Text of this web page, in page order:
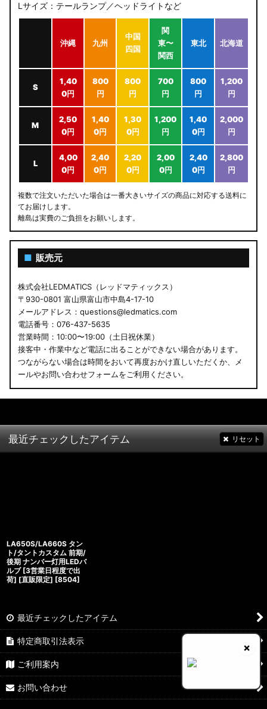
Lサイズ：テールランプ／ヘッドライトなど
沖縄 九州
中国
四国
関
東〜
関西
東北 北海道
S
1,40
0円
800
円
800
円
700
円
800
円
1,200
円
M
2,50
0円
1,40
0円
1,30
0円
1,200
円
1,40
0円
2,000
円
L
4,00
0円
2,40
0円
2,20
0円
2,00
0円
2,40
0円
2,800
円
複数で注文いただいた場合は一番大きいサイズの商品に対応する送料に
てお届けします。
離島は実費のご負担をお願いします。
■ 販売元
株式会社LEDMATICS（レッドマティックス）
〒930-0801 富山県富山市中島4-17-10
メールアドレス：questions@ledmatics.com
電話番号：076-437-5635
営業時間：10:00〜19:00（土日祝休業）
接客中・作業中など電話に出ることができない場合があります。
つながらない場合は時間をおいて再度おかけ直しいただくか、メ
ールやお問い合わせフォームをご利用ください。
×
最近チェックしたアイテム リセット
LA650S/LA660S タン
ト/タントカスタム 前期/
後期 ナンバー灯用LEDバ
ルブ [3営業日程度で出
荷] [直販限定] [8504]
最近チェックしたアイテム
特定商取引法表示
ご利用案内
お問い合わせ